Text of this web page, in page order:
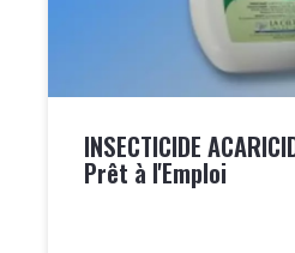
INSECTICIDE
Prêt à l'Emploi